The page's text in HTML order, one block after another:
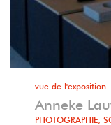
vue de l'exposition
Anneke
PHOTOGRAPHIE,